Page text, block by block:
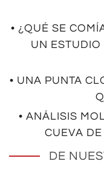
• ¿QUÉ SE
UN
• UNA PUNTA
• ANÁLISIS
CUEVA
DE